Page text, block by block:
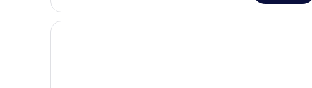
Suite
Adults